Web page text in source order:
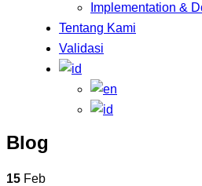
Implementation &
Tentang Kami
Validasi
Blog
15 Feb